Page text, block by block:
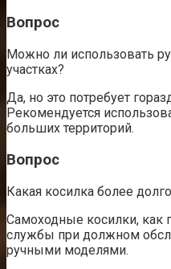
Вопрос
Можно ли использовать
участках?
Да, но это потребует
Рекомендуется
больших территорий.
Вопрос
Какая косилка более
Самоходные косилки, как
службы при должном
ручными моделями.